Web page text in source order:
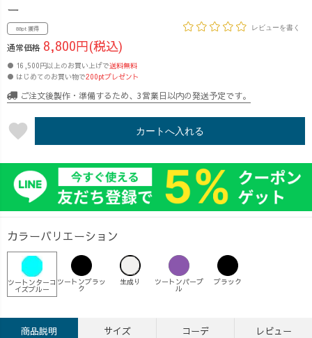
ー
88pt 獲得 レビューを書く
通常価格 8,800円(税込)
● 16,500円以上のお買い上げで送料無料
● はじめてのお買い物で200ptプレゼント
ご注文後製作・準備するため、3営業日以内の発送予定です。
favorite カートへ入れる
カラーバリエーション
ツートンターコ
イズブルー
ツートンブラッ
ク
生成り ツートンパープ
ル
ブラック
商品説明 サイズ コーデ レビュー